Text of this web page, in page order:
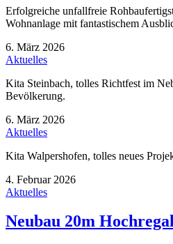
Erfolgreiche unfallfreie
Wohnanlage mit fantastischem
6. März 2026
Aktuelles
Kita Steinbach, tolles Richtfest im
Bevölkerung.
6. März 2026
Aktuelles
Kita Walpershofen, tolles neues
4. Februar 2026
Aktuelles
Neubau 20m